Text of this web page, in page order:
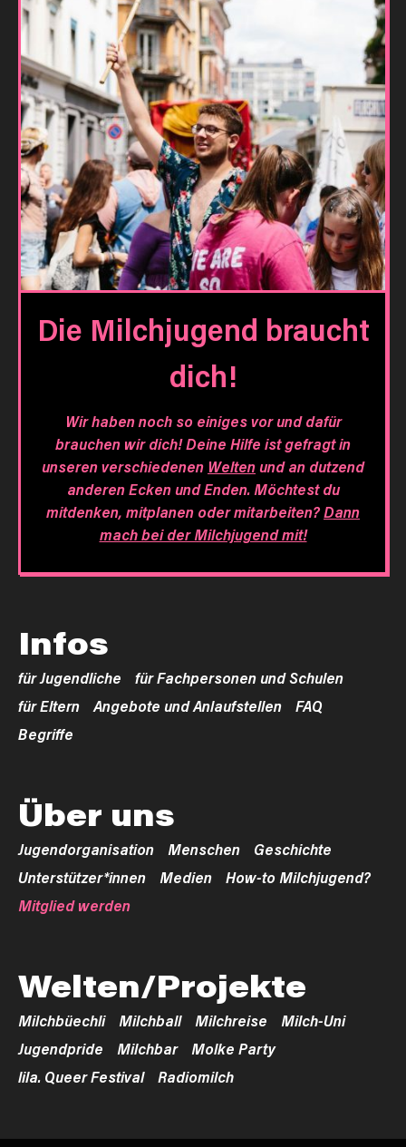
Die Milchjugend braucht
dich!
Wir haben noch so einiges vor und dafür
brauchen wir dich! Deine Hilfe ist gefragt in
unseren verschiedenen Weltenund an dutzend
anderen Ecken und Enden. Möchtest du
mitdenken, mitplanen oder mitarbeiten?Dann
mach bei der Milchjugend mit!
Infos
für Jugendliche
für Fachpersonen und Schulen
für Eltern
Angebote und Anlaufstellen
FAQ
Begriffe
Über uns
Jugendorganisation Menschen
Geschichte
Unterstützer*innen
Medien
How-to Milchjugend?
Mitglied werden
Welten/Projekte
Milchbüechli Milchball Milchreise
Milch-Uni
Jugendpride
Milchbar
Molke Party
lila. Queer Festival
Radiomilch